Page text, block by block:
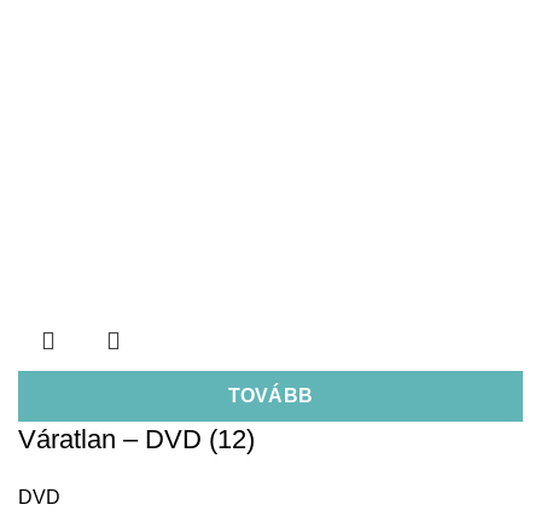
TOVÁBB
Váratlan – DVD (12)
DVD